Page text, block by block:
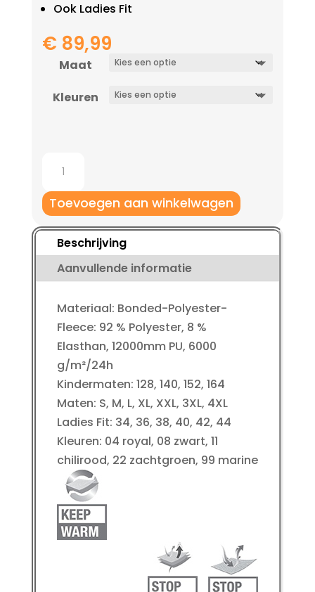
Ook Ladies Fit
€ 89,99
Maat
Kleuren
Softshelljas
Team
aantal
Toevoegen aan winkelwagen
Beschrijving
Aanvullende informatie
Materiaal: Bonded-Polyester-
Fleece: 92 % Polyester, 8 %
Elasthan, 12000mm PU, 6000
g/m²/24h
Kindermaten: 128, 140, 152, 164
Maten: S, M, L, XL, XXL, 3XL, 4XL
Ladies Fit: 34, 36, 38, 40, 42, 44
Kleuren: 04 royal, 08 zwart, 11
chilirood, 22 zachtgroen, 99 marine